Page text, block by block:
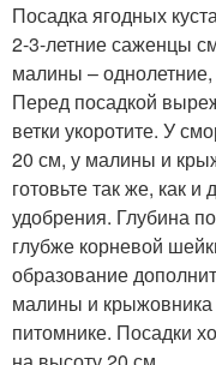
Посадка ягодных
2-3-летние саженцы
малины –
Перед посадкой
ветки укоротите. У
20 см, у малины и
готовьте так же, как
удобрения. Глубина
глубже корневой
образование
малины и крыжовника
питомнике. Посадки